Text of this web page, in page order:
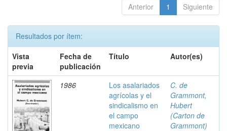
Anterior 1 Siguiente
Resultados por ítem:
Vista
previa
Fecha de
publicación
Título Autor(es)
1986
Los asalariados
agrícolas y el
sindicalismo en
el campo
mexicano
C. de
Grammont,
Hubert
(Carton de
Grammont)